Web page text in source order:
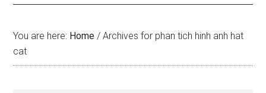
You are here: Home / Archives for phan tich hinh anh hat
cat